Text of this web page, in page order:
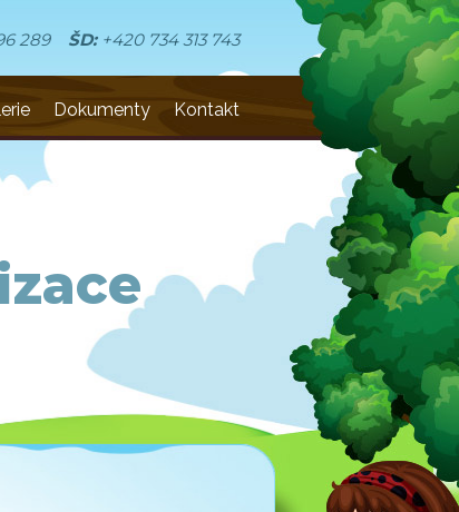
289 ŠD: +420 734 313 743
Dokumenty Kontakt